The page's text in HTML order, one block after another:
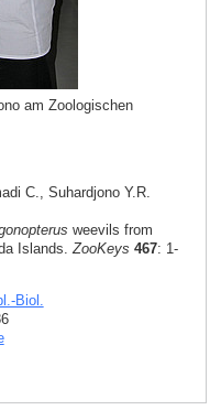
am Zoologischen
C., Suhardjono Y.R.
weevils from
Islands.ZooKeys 467: 1-
Biol.